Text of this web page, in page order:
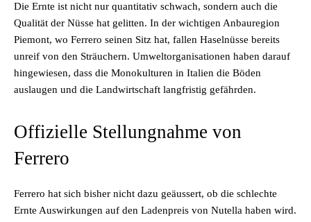
Die Ernte ist nicht nur quantitativ schwach, sondern auch die
Qualität der Nüsse hat gelitten. In der wichtigen Anbauregion
Piemont, wo Ferrero seinen Sitz hat, fallen Haselnüsse bereits
unreif von den Sträuchern. Umweltorganisationen haben darauf
hingewiesen, dass die Monokulturen in Italien die Böden
auslaugen und die Landwirtschaft langfristig gefährden.
Offizielle Stellungnahme von
Ferrero
Ferrero hat sich bisher nicht dazu geäussert, ob die schlechte
Ernte Auswirkungen auf den Ladenpreis von Nutella haben wird.